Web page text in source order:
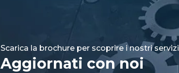
Scarica la brochure per scoprire i nostri servizi
Aggiornati con noi